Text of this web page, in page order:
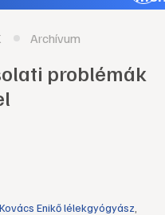
Archívum
problémák
Kovács Enikő lélekgyógyász